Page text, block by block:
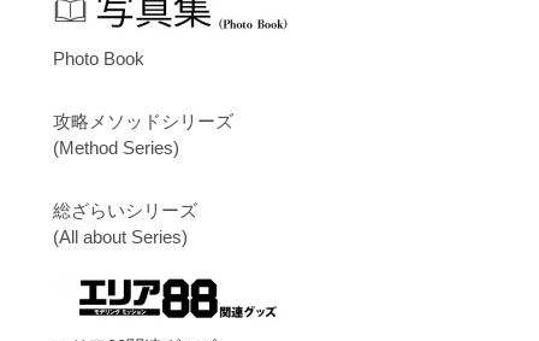
Photo Book
攻略メソッドシリーズ
(Method Series)
総ざらいシリーズ
(All about Series)